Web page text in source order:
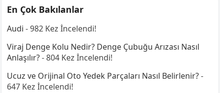
En Çok Bakılanlar
Audi - 982 Kez İncelendi!
Viraj Denge Kolu Nedir? Denge Çubuğu Arızası Nasıl
Anlaşılır?- 804 Kez İncelendi!
Ucuz ve Orijinal Oto Yedek Parçaları Nasıl Belirlenir?-
647 Kez İncelendi!